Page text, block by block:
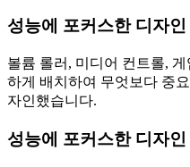
성능에 포커스한 디자인
볼륨 롤러, 미디어 컨트롤,
하게 배치하여 무엇보다 중
자인했습니다.
성능에 포커스한 디자인